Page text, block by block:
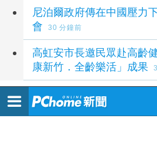
尼泊爾政府傳在中國壓力
會
30 分鐘前
高虹安市長邀民眾赴高齡
康新竹．全齡樂活」成果